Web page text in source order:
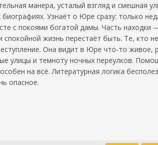
манера, усталый взгляд и смешная
Узнаёт о Юре сразу: только
с покоями богатой дамы. Часть находки
жизнь перестаёт быть. Те, кто
Она видит в Юре что-то
улицы и темноту ночных переулков.
на всё. Литературная логика
опасное.